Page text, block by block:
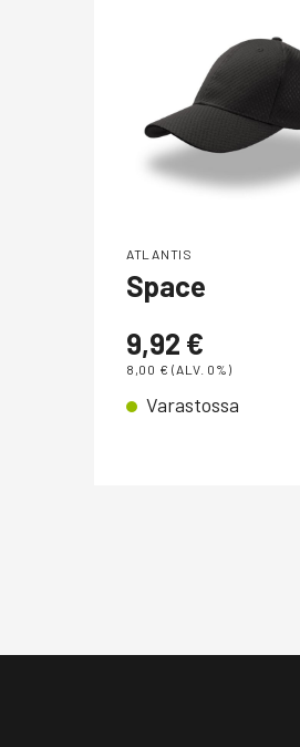
ATLANTIS
Space
9,92 €
8,00 € (ALV. 0%)
Varastossa